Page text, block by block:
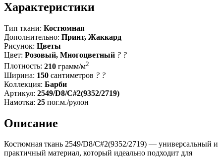
Характеристики
Тип ткани: Костюмная
Дополнительно: Принт, Жаккард
Рисунок: Цветы
Цвет: Розовый, Многоцветный ? ?
Плотность: 210 грамм/м2
Ширина: 150 сантиметров ? ?
Коллекция: Барби
Артикул: 2549/D8/C#2(9352/2719)
Намотка: 25 пог.м./рулон
Описание
Костюмная ткань 2549/D8/C#2(9352/2719) — универсальный и
практичный материал, который идеально подходит для